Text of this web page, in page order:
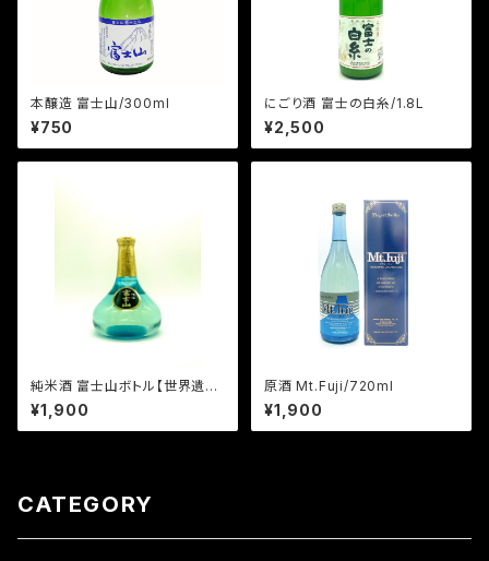
本醸造 富士山/300ml
¥750
にごり酒 富士の白糸/1.8L
¥2,500
純米酒 富士山ボトル【世界遺産
記念酒】/300ml
¥1,900
原酒 Mt.Fuji/720ml
¥1,900
CATEGORY